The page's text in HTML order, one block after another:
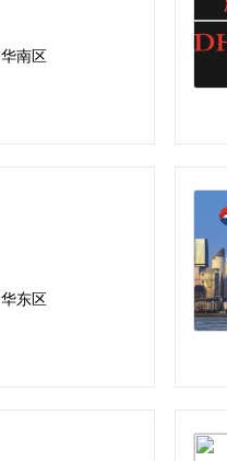
华南区
华东区